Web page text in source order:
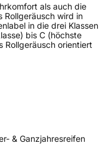
als auch die
Rollgeräusch wird in
in die drei Klassen
bis C (höchste
Rollgeräusch orientiert
& Ganzjahresreifen